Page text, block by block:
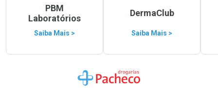
PBM
Laboratórios
Saiba Mais >
DermaClub
Saiba Mais >
Ir para a Home